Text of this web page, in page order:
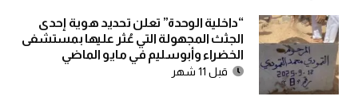
“داخلية الوحدة” تعلن تحديد هوية إحدى
الجثث المجهولة التي عُثر عليها بمستشفى
الخضراء وأبوسليم في مايو الماضي
قبل 11 شهر